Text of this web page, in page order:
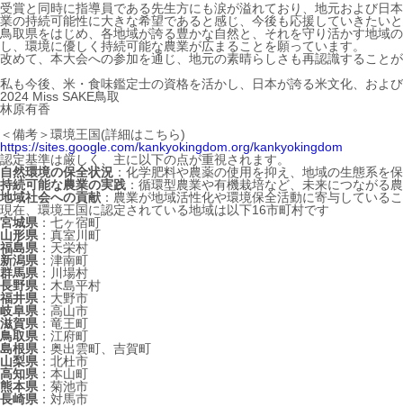
受賞と同時に指導員である先生方にも涙が溢れており、地元および日
業の持続可能性に大きな希望であると感じ、今後も応援していきたい
鳥取県をはじめ、各地域が誇る豊かな自然と、それを守り活かす地域
し、環境に優しく持続可能な農業が広まることを願っています。
改めて、本大会への参加を通じ、地元の素晴らしさも再認識すること
私も今後、米・食味鑑定士の資格を活かし、日本が誇る米文化、およ
2024 Miss SAKE鳥取
林原有香
＜備考＞環境王国(詳細はこちら)
https://sites.google.com/kankyokingdom.org/kankyokingdom
認定基準は厳しく、主に以下の点が重視されます。
自然環境の保全状況 ：化学肥料や農薬の使用を抑え、地域の生態系を
持続可能な農業の実践 ：循環型農業や有機栽培など、未来につながる
地域社会への貢献 ：農業が地域活性化や環境保全活動に寄与している
現在、環境王国に認定されている地域は以下16市町村です
宮城県 ：七ヶ宿町
山形県 ：真室川町
福島県 ：天栄村
新潟県 ：津南町
群馬県 ：川場村
長野県 ：木島平村
福井県 ：大野市
岐阜県 ：高山市
滋賀県 ：竜王町
鳥取県 ：江府町
島根県 ：奥出雲町、吉賀町
山梨県 ：北杜市
高知県 ：本山町
熊本県 ：菊池市
長崎県 ：対馬市